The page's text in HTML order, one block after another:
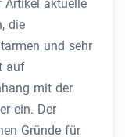
Artikel aktuelle
die
und sehr
auf
mit der
ein. Der
Gründe für